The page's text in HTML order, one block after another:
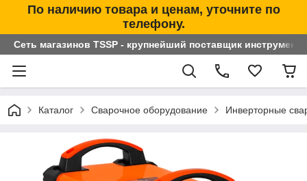
По наличию товара и ценам, уточните по
телефону.
Сеть магазинов TSSP - крупнейший поставщик
Каталог Сварочное оборудование Инверторные